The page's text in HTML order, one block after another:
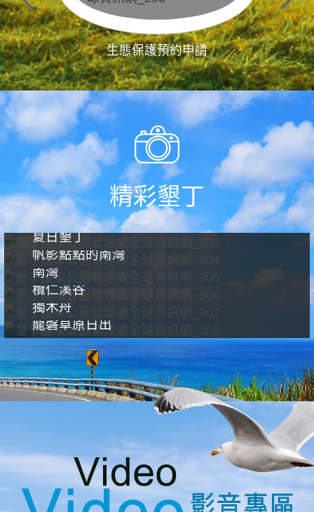
生態保護預約申請
精彩墾丁
夏日墾丁
帆影點點的南灣
南灣
欖仁溪谷
獨木舟
龍磐草原日出